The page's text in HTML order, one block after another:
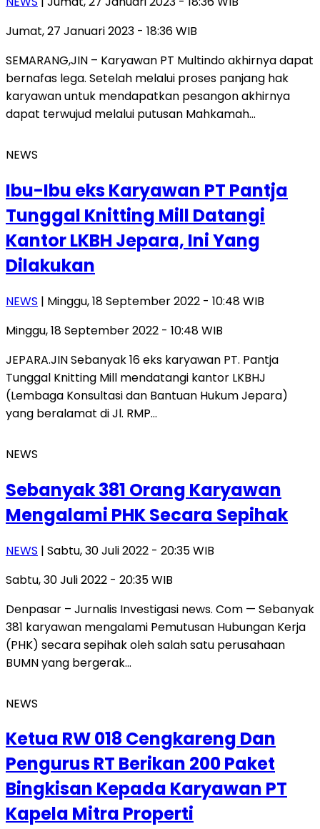
Jumat, 27 Januari 2023 - 18:36 WIB
SEMARANG,JIN – Karyawan PT Multindo akhirnya dapat
bernafas lega. Setelah melalui proses panjang hak
karyawan untuk mendapatkan pesangon akhirnya
dapat terwujud melalui putusan Mahkamah…
NEWS
Ibu-Ibu eks Karyawan PT Pantja
Tunggal Knitting Mill Datangi
Kantor LKBH Jepara, Ini Yang
Dilakukan
NEWS | Minggu, 18 September 2022 - 10:48 WIB
Minggu, 18 September 2022 - 10:48 WIB
JEPARA.JIN Sebanyak 16 eks karyawan PT. Pantja
Tunggal Knitting Mill mendatangi kantor LKBHJ
(Lembaga Konsultasi dan Bantuan Hukum Jepara)
yang beralamat di Jl. RMP…
NEWS
Sebanyak 381 Orang Karyawan
Mengalami PHK Secara Sepihak
NEWS | Sabtu, 30 Juli 2022 - 20:35 WIB
Sabtu, 30 Juli 2022 - 20:35 WIB
Denpasar – Jurnalis Investigasi news. Com — Sebanyak
381 karyawan mengalami Pemutusan Hubungan Kerja
(PHK) secara sepihak oleh salah satu perusahaan
BUMN yang bergerak…
NEWS
Ketua RW 018 Cengkareng Dan
Pengurus RT Berikan 200 Paket
Bingkisan Kepada Karyawan PT
Kapela Mitra Properti